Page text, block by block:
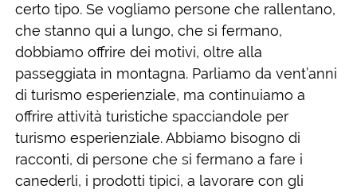
certo tipo. Se vogliamo persone che rallentano,
che stanno qui a lungo, che si fermano,
dobbiamo offrire dei motivi, oltre alla
passeggiata in montagna. Parliamo da vent’anni
di turismo esperienziale, ma continuiamo a
offrire attività turistiche spacciandole per
turismo esperienziale. Abbiamo bisogno di
racconti, di persone che si fermano a fare i
canederli, i prodotti tipici, a lavorare con gli